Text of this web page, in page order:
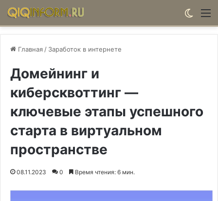
Главная / Заработок в интернете
Домейнинг и
киберсквоттинг —
ключевые этапы успешного
старта в виртуальном
пространстве
08.11.2023 0 Время чтения: 6 мин.